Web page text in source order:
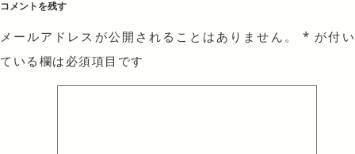
コメントを残す
メールアドレスが公開されることはありません。 * が付い
ている欄は必須項目です